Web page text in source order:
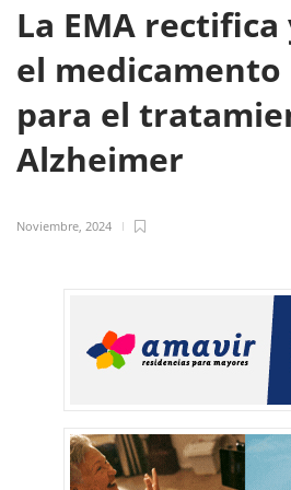
La EMA
el medicamento
para el
Alzheimer
Noviembre, 2024